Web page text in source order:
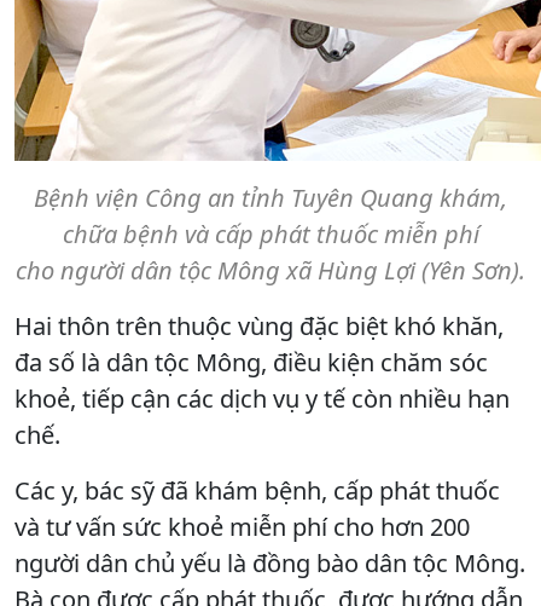
Bệnh viện Công an tỉnh Tuyên Quang khám,
chữa bệnh và cấp phát thuốc miễn phí
cho người dân tộc Mông xã Hùng Lợi (Yên Sơn).
Hai thôn trên thuộc vùng đặc biệt khó khăn,
đa số là dân tộc Mông, điều kiện chăm sóc
khoẻ, tiếp cận các dịch vụ y tế còn nhiều hạn
chế.
Các y, bác sỹ đã khám bệnh, cấp phát thuốc
và tư vấn sức khoẻ miễn phí cho hơn 200
người dân chủ yếu là đồng bào dân tộc Mông.
Bà con được cấp phát thuốc, được hướng dẫn